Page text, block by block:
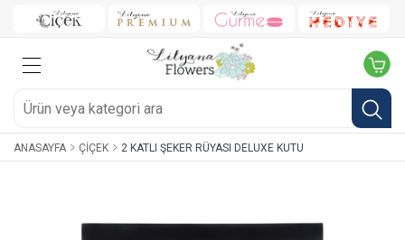
ANASAYFA ÇIÇEK 2 KATLI ŞEKER RÜYASI DELUXE KUTU